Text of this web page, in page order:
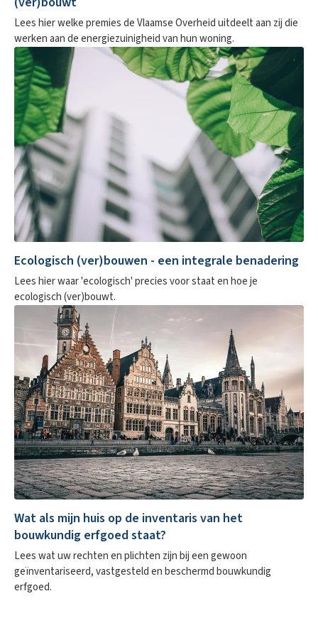
Lees hier welke premies de Vlaamse Overheid uitdeelt aan zij die
werken aan de energiezuinigheid van hun woning.
Ecologisch (ver)bouwen - een integrale benadering
Lees hier waar 'ecologisch' precies voor staat en hoe je
ecologisch (ver)bouwt.
Wat als mijn huis op de inventaris van het
bouwkundig erfgoed staat?
Lees wat uw rechten en plichten zijn bij een gewoon
geïnventariseerd, vastgesteld en beschermd bouwkundig
erfgoed.